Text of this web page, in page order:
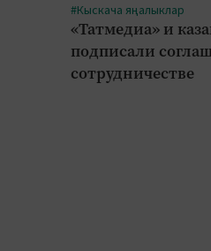
#Кыскача яңалыклар
«Татмедиа» и
подписали
сотрудничестве